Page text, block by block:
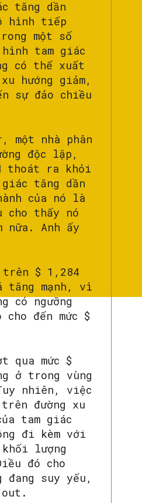
tăng dần
hình tiếp
một số
tam giác
có thể xuất
hướng giảm,
sự đảo chiều
một nhà phân
độc lập,
thoát ra khỏi
tăng dần
của nó là
cho thấy nó
nữa. Anh ấy
trên $ 1,284
tăng mạnh, vì
có ngưỡng
cho đến mức $
qua mức $
ở trong vùng
nhiên, việc
đường xu
tam giác
đi kèm với
lượng
đó cho
đang suy yếu,